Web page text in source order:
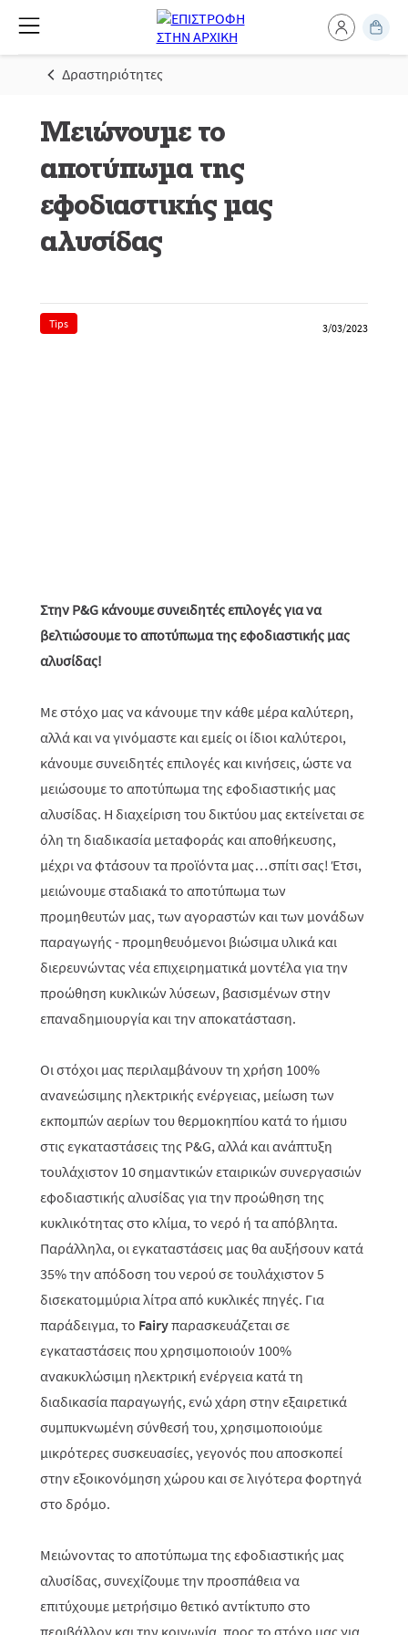
Δραστηριότητες
Μειώνουμε το
αποτύπωμα της
εφοδιαστικής μας
αλυσίδας
Tips 3/03/2023
Στην P&G κάνουμε συνειδητές επιλογές για να
βελτιώσουμε το αποτύπωμα της εφοδιαστικής μας
αλυσίδας!
Με στόχο μας να κάνουμε την κάθε μέρα καλύτερη,
αλλά και να γινόμαστε και εμείς οι ίδιοι καλύτεροι,
κάνουμε συνειδητές επιλογές και κινήσεις, ώστε να
μειώσουμε το αποτύπωμα της εφοδιαστικής μας
αλυσίδας. Η διαχείριση του δικτύου μας εκτείνεται σε
όλη τη διαδικασία μεταφοράς και αποθήκευσης,
μέχρι να φτάσουν τα προϊόντα μας…σπίτι σας! Έτσι,
μειώνουμε σταδιακά το αποτύπωμα των
προμηθευτών μας, των αγοραστών και των μονάδων
παραγωγής - προμηθευόμενοι βιώσιμα υλικά και
διερευνώντας νέα επιχειρηματικά μοντέλα για την
προώθηση κυκλικών λύσεων, βασισμένων στην
επαναδημιουργία και την αποκατάσταση.
Οι στόχοι μας περιλαμβάνουν τη χρήση 100%
ανανεώσιμης ηλεκτρικής ενέργειας, μείωση των
εκπομπών αερίων του θερμοκηπίου κατά το ήμισυ
στις εγκαταστάσεις της P&G, αλλά και ανάπτυξη
τουλάχιστον 10 σημαντικών εταιρικών συνεργασιών
εφοδιαστικής αλυσίδας για την προώθηση της
κυκλικότητας στο κλίμα, το νερό ή τα απόβλητα.
Παράλληλα, οι εγκαταστάσεις μας θα αυξήσουν κατά
35% την απόδοση του νερού σε τουλάχιστον 5
δισεκατομμύρια λίτρα από κυκλικές πηγές. Για
παράδειγμα, το Fairyπαρασκευάζεται σε
εγκαταστάσεις που χρησιμοποιούν 100%
ανακυκλώσιμη ηλεκτρική ενέργεια κατά τη
διαδικασία παραγωγής, ενώ χάρη στην εξαιρετικά
συμπυκνωμένη σύνθεσή του, χρησιμοποιούμε
μικρότερες συσκευασίες, γεγονός που αποσκοπεί
στην εξοικονόμηση χώρου και σε λιγότερα φορτηγά
στο δρόμο.
Μειώνοντας το αποτύπωμα της εφοδιαστικής μας
αλυσίδας, συνεχίζουμε την προσπάθεια να
επιτύχουμε μετρήσιμο θετικό αντίκτυπο στο
περιβάλλον και την κοινωνία, προς το στόχο μας για